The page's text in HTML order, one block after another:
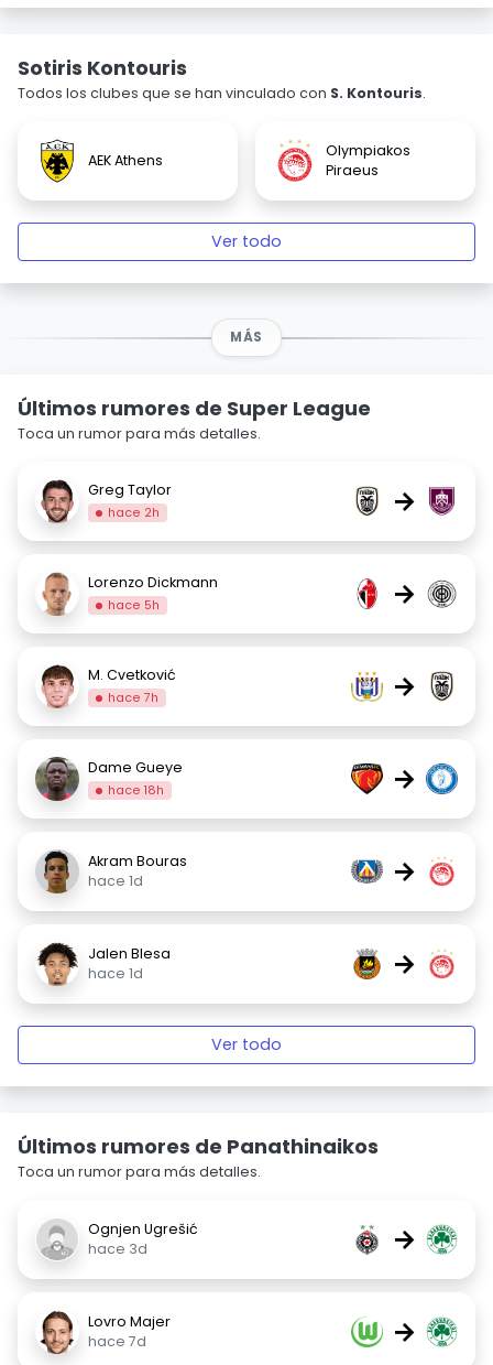
Sotiris Kontouris
Todos los clubes que se han vinculado con S. Kontouris.
AEK Athens
Olympiakos
Piraeus
Ver todo
MÁS
Últimos rumores de Super League
Toca un rumor para más detalles.
Greg Taylor
hace 2h →
Lorenzo Dickmann
hace 5h →
M. Cvetković
hace 7h →
Dame Gueye
hace 18h →
Akram Bouras
hace 1d
→
Jalen Blesa
hace 1d
→
Ver todo
Últimos rumores de Panathinaikos
Toca un rumor para más detalles.
Ognjen Ugrešić
hace 3d
→
Lovro Majer
hace 7d
→